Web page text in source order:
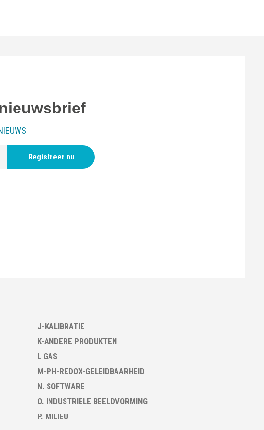
Registreer nu
J-KALIBRATIE
K-ANDERE PRODUKTEN
L GAS
M-PH-REDOX-GELEIDBAARHEID
N. SOFTWARE
O. INDUSTRIELE BEELDVORMING
P. MILIEU